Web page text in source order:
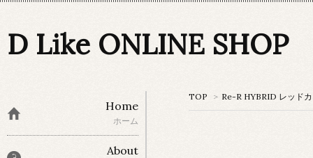
D Like ONLINE SHOP
TOP > Re-R HYBRID レッド
Home
ホーム
About